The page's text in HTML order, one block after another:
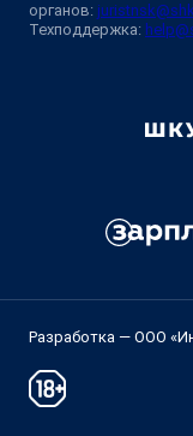
органов:
Техподдержка:
Разработка — ООО